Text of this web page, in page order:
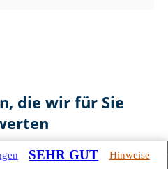
die wir für Sie
SEHR GUT Hinweise